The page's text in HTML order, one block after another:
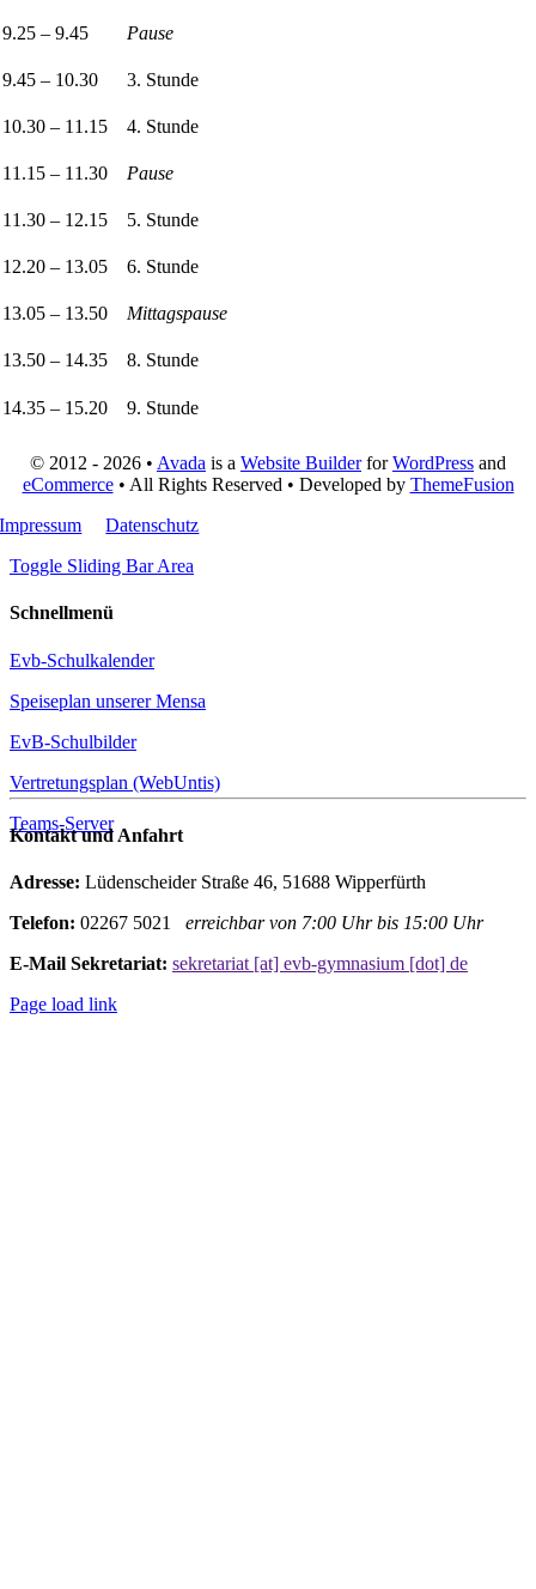
9.25 – 9.45 Pause
9.45 – 10.30 3. Stunde
10.30 – 11.15 4. Stunde
11.15 – 11.30 Pause
11.30 – 12.15 5. Stunde
12.20 – 13.05 6. Stunde
13.05 – 13.50 Mittagspause
13.50 – 14.35 8. Stunde
14.35 – 15.20 9. Stunde
© 2012 - 2026 • Avada is a Website BuilderforWordPress and
eCommerce• All Rights Reserved • Developed by ThemeFusion
Impressum
Datenschutz
Toggle Sliding Bar Area
Schnellmenü
Evb-Schulkalender
Speiseplan unserer Mensa
EvB-Schulbilder
Vertretungsplan (WebUntis)
Teams-Server
Kontakt und Anfahrt
Adresse: Lüdenscheider Straße 46, 51688 Wipperfürth
Telefon: 02267 5021 erreichbar von 7:00 Uhr bis 15:00 Uhr
E-Mail Sekretariat: sekretariat [at] evb-gymnasium [dot] de
Page load link